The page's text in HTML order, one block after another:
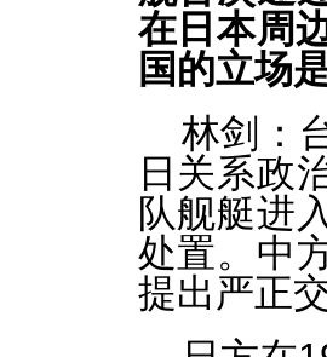
在日本周
国的立场
林剑：
日关系政
队舰艇进
处置。中
提出严正交